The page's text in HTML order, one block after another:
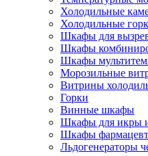
Холодильные
Холодильные
Шкафы для
Шкафы
Шкафы
Морозильные
Витрины
Горки
Винные шкафы
Шкафы для икры
Шкафы
Льдогенераторы